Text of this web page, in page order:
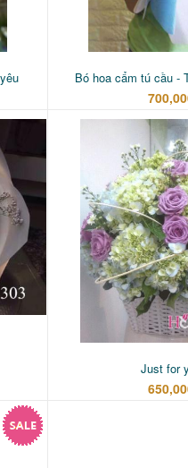
Bó hoa cẩm tú cầu -
Just for